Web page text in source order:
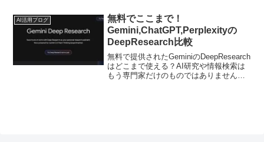
AI活用ブログ
無料でここまで！
Gemini,ChatGPT,Perplexityの
DeepResearch比較
無料で提供されたGeminiのDeepResearch
はどこまで使える？AI研究や情報検索は
もう専門家だけのものではありません。